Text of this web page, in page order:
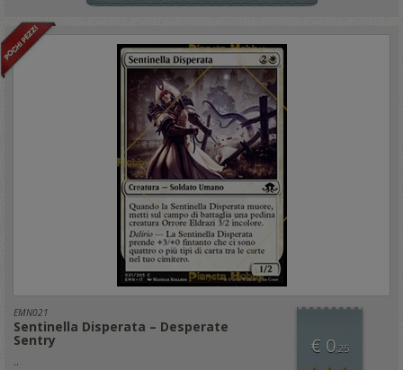
EMN021
Sentinella Disperata – Desperate
Sentry
..
€ 0,25